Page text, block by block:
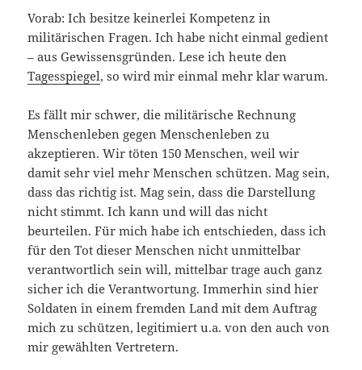
Vorab: Ich besitze keinerlei Kompetenz in
militärischen Fragen. Ich habe nicht einmal gedient
– aus Gewissensgründen. Lese ich heute den
Tagesspiegel, so wird mir einmal mehr klar warum.
Es fällt mir schwer, die militärische Rechnung
Menschenleben gegen Menschenleben zu
akzeptieren. Wir töten 150 Menschen, weil wir
damit sehr viel mehr Menschen schützen. Mag sein,
dass das richtig ist. Mag sein, dass die Darstellung
nicht stimmt. Ich kann und will das nicht
beurteilen. Für mich habe ich entschieden, dass ich
für den Tot dieser Menschen nicht unmittelbar
verantwortlich sein will, mittelbar trage auch ganz
sicher ich die Verantwortung. Immerhin sind hier
Soldaten in einem fremden Land mit dem Auftrag
mich zu schützen, legitimiert u.a. von den auch von
mir gewählten Vertretern.